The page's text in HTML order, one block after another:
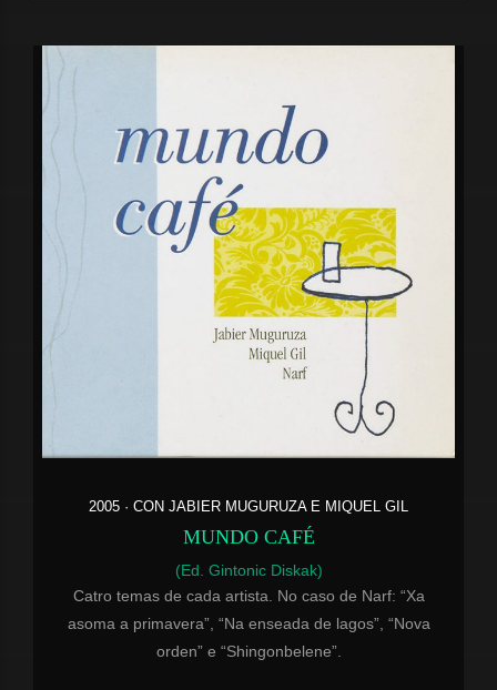
2005 · CON JABIER MUGURUZA E MIQUEL GIL
MUNDO CAFÉ
(Ed. Gintonic Diskak)
Catro temas de cada artista. No caso de Narf: “Xa
asoma a primavera”, “Na enseada de lagos”, “Nova
orden” e “Shingonbelene”.